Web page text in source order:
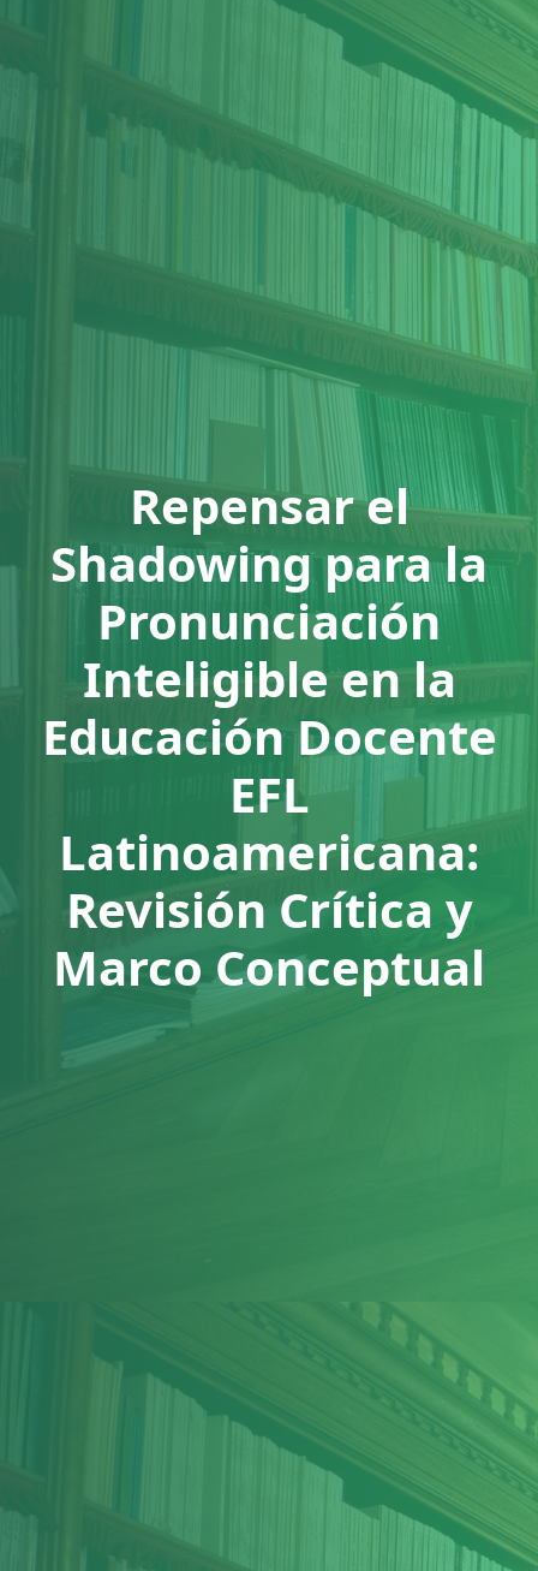
Repensar el
Shadowing para la
Pronunciación
Inteligible en la
Educación Docente
EFL
Latinoamericana:
Revisión Crítica y
Marco Conceptual